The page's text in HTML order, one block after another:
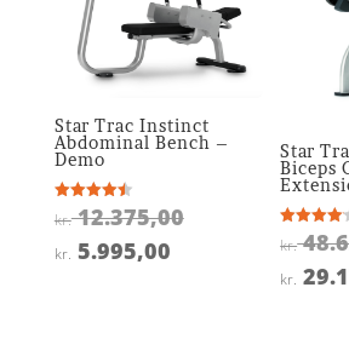
Star Trac Instinct
Abdominal Bench –
Demo
Vurderet
4.5
kr.12.375,00Den
oprindelige
kr. 5.995,00Den
Star
Biceps
Vurderet
4.1
kr.
kr.